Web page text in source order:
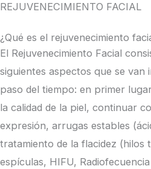
REJUVENECIMIENTO FACIAL
¿Qué es el rejuvenecimiento
El Rejuvenecimiento Facial
siguientes aspectos que se van
paso del tiempo: en primer
la calidad de la piel, continuar
expresión, arrugas estables
tratamiento de la flacidez (hilos
espículas, HIFU,